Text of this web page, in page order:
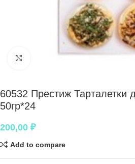
60532 Престиж Тарталетки
50гр*24
200,00 ₽
Add to compare